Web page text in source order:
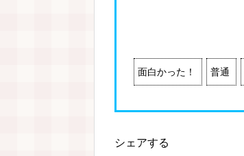
面白かった！ 普通
シェアする